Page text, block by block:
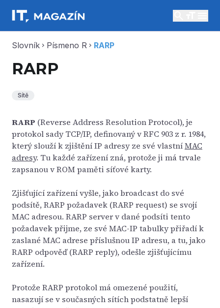
Slovník chevron_right Písmeno R chevron_right RARP
RARP
Sítě
RARP (Reverse Address Resolution Protocol), je
protokol sady TCP/IP, definovaný v RFC 903 z r. 1984,
který slouží k zjištění IP adresy ze své vlastníMAC
adresy. Tu každé zařízení zná, protože ji má trvale
zapsanou v ROM paměti síťové karty.
Zjišťující zařízení vyšle, jako broadcast do své
podsítě, RARP požadavek (RARP request) se svojí
MAC adresou. RARP server v dané podsíti tento
požadavek přijme, ze své MAC-IP tabulky přiřadí k
zaslané MAC adrese příslušnou IP adresu, a tu, jako
RARP odpověď (RARP reply), odešle zjišťujícímu
zařízení.
Protože RARP protokol má omezené použití,
nasazují se v současných sítích podstatně lepší